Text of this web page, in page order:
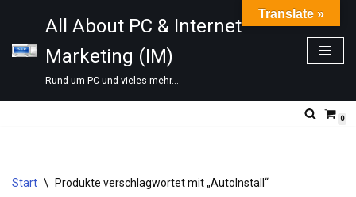
Zum
Inhalt
springen
All About PC & Internet
Marketing (IM)
Rund um PC und vieles mehr...
0
Start \ Produkte verschlagwortet mit „AutoInstall“
Translate »